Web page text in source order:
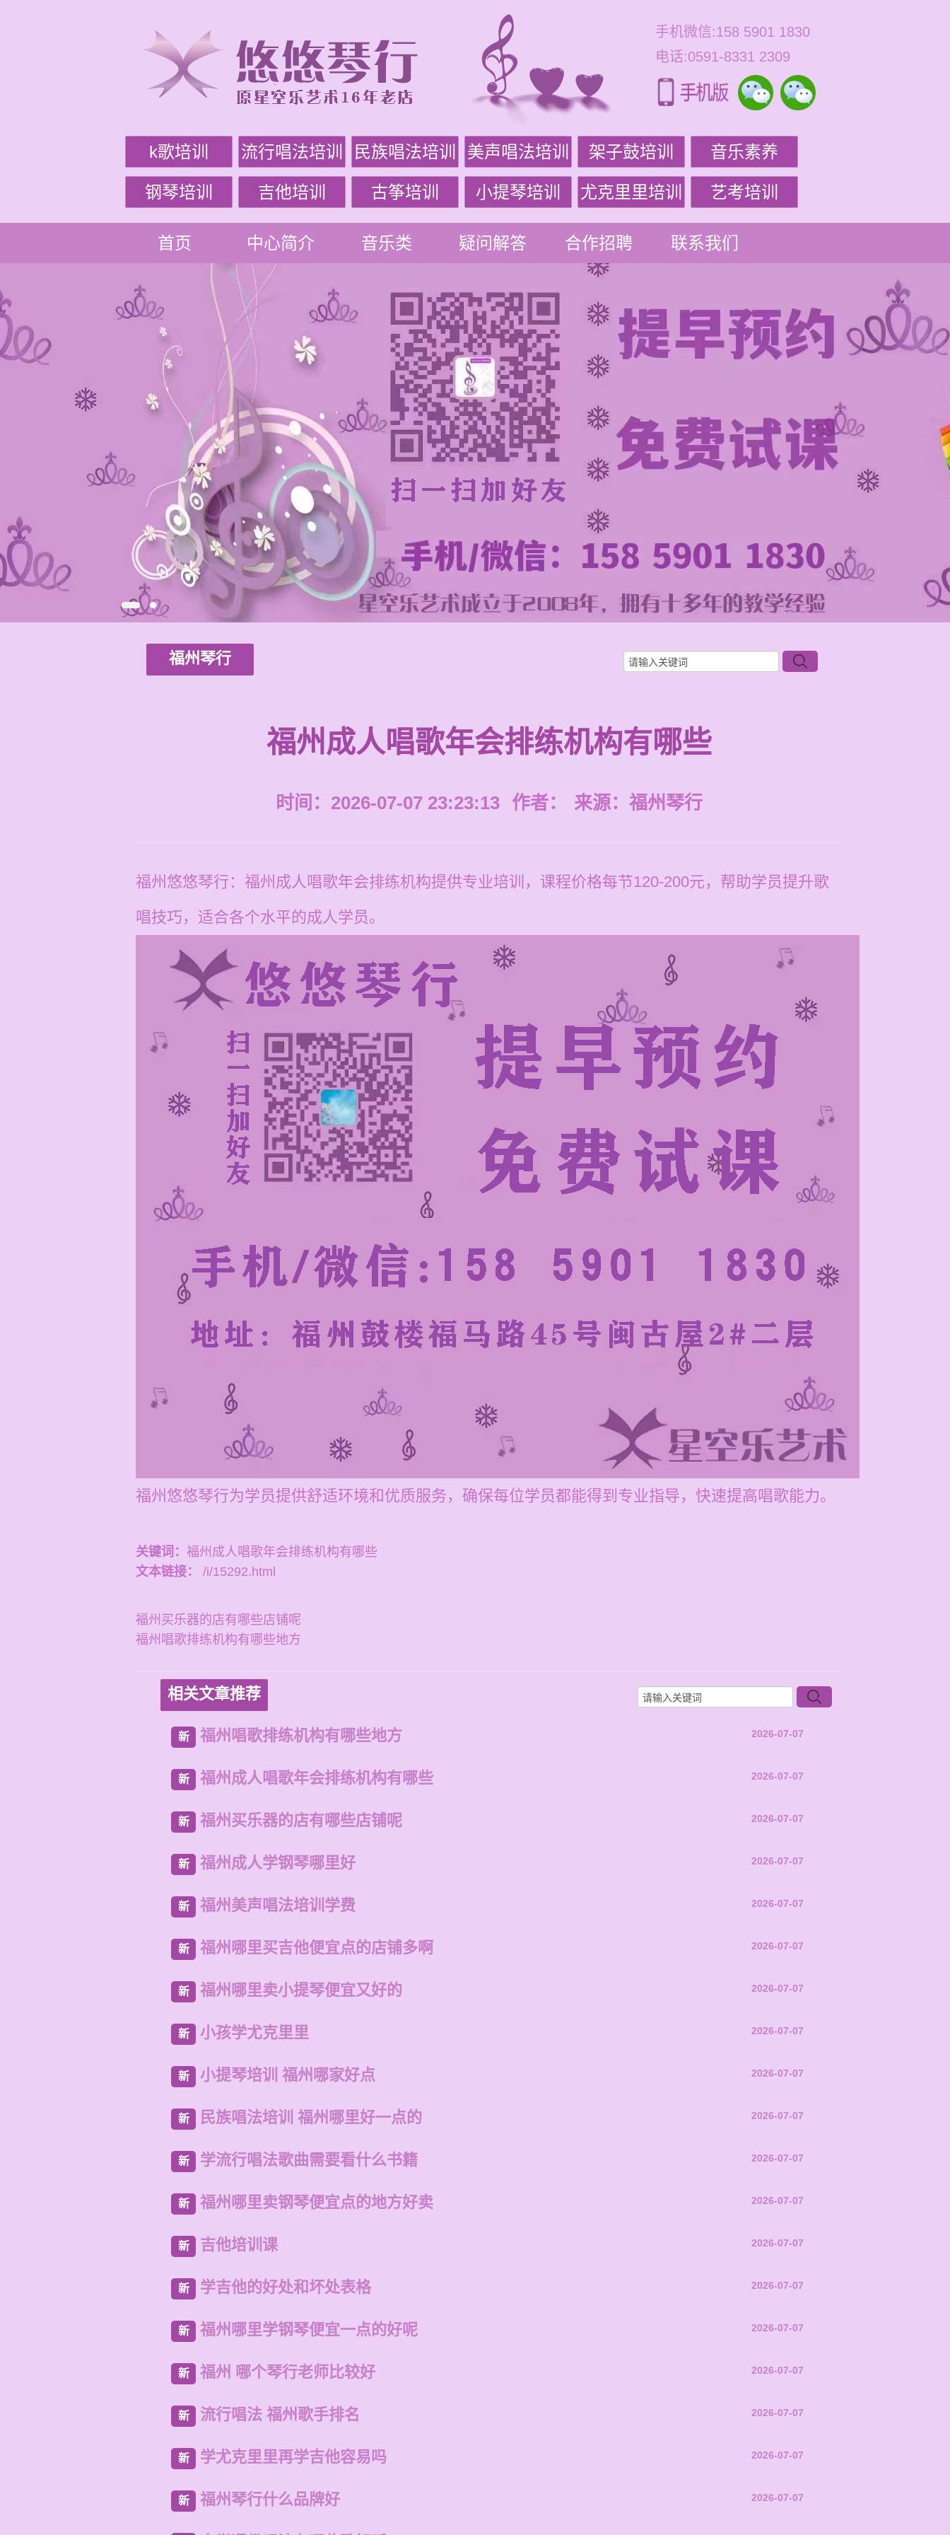
手机微信:158 5901 1830
电话:0591-8331 2309
k歌培训 流行唱法培训 民族唱法培训 美声唱法培训 架子鼓培训 音乐素养
钢琴培训 吉他培训 古筝培训 小提琴培训 尤克里里培训 艺考培训
首页 中心简介 音乐类 疑问解答 合作招聘 联系我们
福州琴行
福州成人唱歌年会排练机构有哪些
时间：2026-07-07 23:23:13 作者： 来源： 福州琴行
福州悠悠琴行：福州成人唱歌年会排练机构提供专业培训，课程价格每节120-200元，帮助学员提升歌
唱技巧，适合各个水平的成人学员。
福州悠悠琴行为学员提供舒适环境和优质服务，确保每位学员都能得到专业指导，快速提高唱歌能力。
关键词： 福州成人唱歌年会排练机构有哪些
文本链接：
/i/15292.html
福州买乐器的店有哪些店铺呢
福州唱歌排练机构有哪些地方
相关文章推荐
新 福州唱歌排练机构有哪些地方 2026-07-07
新 福州成人唱歌年会排练机构有哪些 2026-07-07
新 福州买乐器的店有哪些店铺呢 2026-07-07
新 福州成人学钢琴哪里好 2026-07-07
新 福州美声唱法培训学费 2026-07-07
新 福州哪里买吉他便宜点的店铺多啊 2026-07-07
新 福州哪里卖小提琴便宜又好的 2026-07-07
新 小孩学尤克里里 2026-07-07
新 小提琴培训 福州哪家好点 2026-07-07
新 民族唱法培训 福州哪里好一点的 2026-07-07
新 学流行唱法歌曲需要看什么书籍 2026-07-07
新 福州哪里卖钢琴便宜点的地方好卖 2026-07-07
新 吉他培训课 2026-07-07
新 学吉他的好处和坏处表格 2026-07-07
新 福州哪里学钢琴便宜一点的好呢 2026-07-07
新 福州 哪个琴行老师比较好 2026-07-07
新 流行唱法 福州歌手排名 2026-07-07
新 学尤克里里再学吉他容易吗 2026-07-07
新 福州琴行什么品牌好 2026-07-07